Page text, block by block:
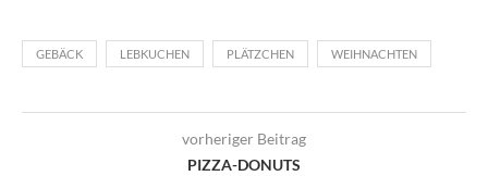
GEBÄCK LEBKUCHEN PLÄTZCHEN WEIHNACHTEN
vorheriger Beitrag
PIZZA-DONUTS